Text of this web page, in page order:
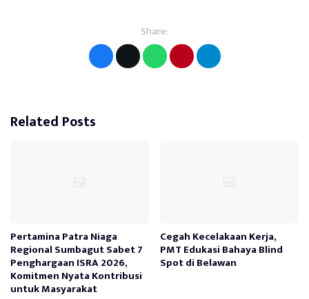
Share:
Related Posts
Pertamina Patra Niaga
Regional Sumbagut Sabet 7
Penghargaan ISRA 2026,
Komitmen Nyata Kontribusi
untuk Masyarakat
Cegah Kecelakaan Kerja,
PMT Edukasi Bahaya Blind
Spot di Belawan